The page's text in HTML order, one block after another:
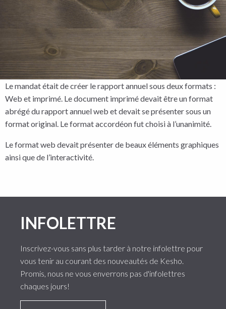
Le mandat était de créer le rapport annuel sous deux formats :
Web et imprimé. Le document imprimé devait être un format
abrégé du rapport annuel web et devait se présenter sous un
format original. Le format accordéon fut choisi à l’unanimité.
Le format web devait présenter de beaux éléments graphiques
ainsi que de l’interactivité.
INFOLETTRE
Inscrivez-vous sans plus tarder à notre infolettre pour
vous tenir au courant des nouveautés de Kesho.
Promis, nous ne vous enverrons pas d'infolettres
chaques jours!